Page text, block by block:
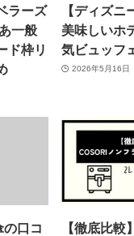
ラーズ
一般
ド枠リ
【ディズニ
美味しいホ
気ビュッフ
2026年5月16日
口コ
【徹底比較